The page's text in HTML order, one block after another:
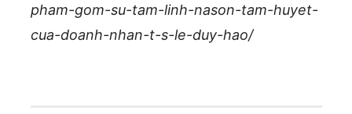
pham-gom-su-tam-linh-nason-tam-huyet-
cua-doanh-nhan-t-s-le-duy-hao/